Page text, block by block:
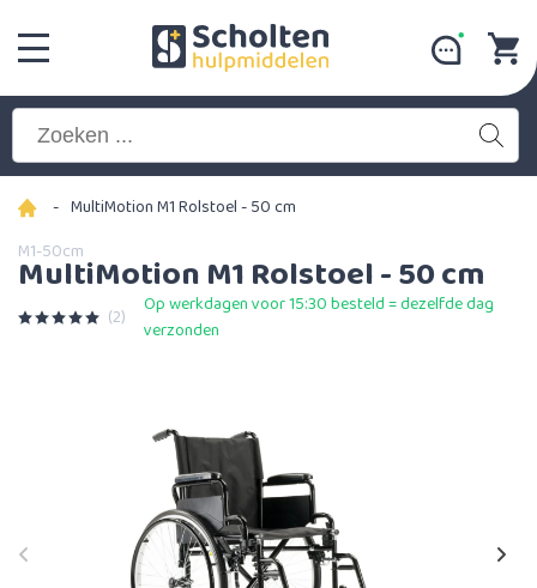
- MultiMotion M1 Rolstoel - 50 cm
M1-50cm
MultiMotion M1 Rolstoel - 50 cm
(2)
Op werkdagen voor 15:30 besteld = dezelfde dag
verzonden